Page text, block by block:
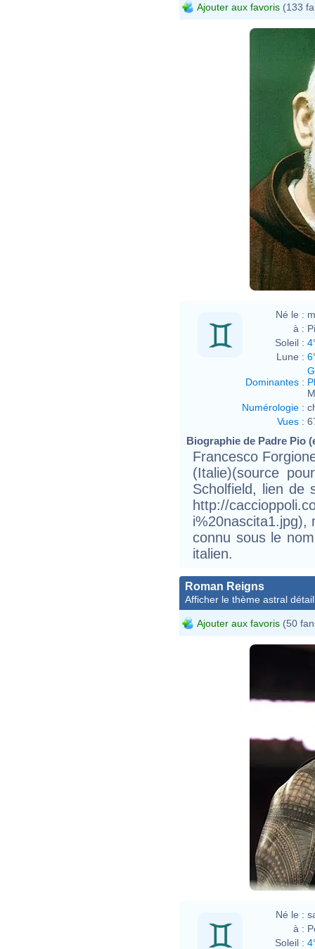
Ajouter aux favoris (133
Né le :
à :
Soleil :
Lune :
Dominantes :
Numérologie :
Vues :
Biographie de Padre Pio
Francesco
(Italie)(source
Scholfield, lien de
http://
i%20nascita1.jpg),
connu sous le
italien.
Roman Reigns
Afficher le thème astral
Ajouter aux favoris (50
Né le :
à :
Soleil :